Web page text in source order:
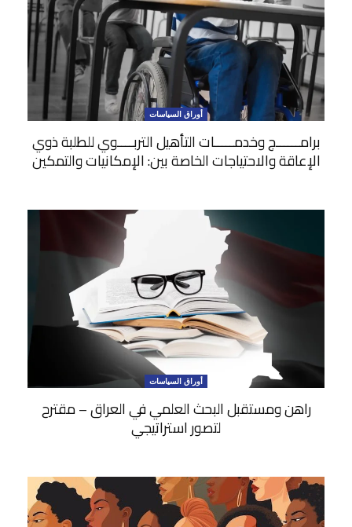
أوراق السياسات
برامــــــج وخدمـــــات التأهيل التربــــوي للطلبة ذوي
الإعاقة والاحتياجات الخاصة بين: الإمكانيات والتمكين
أوراق السياسات
راهن ومستقبل البحث العلمي في العراق – مقترح
لتصور استراتيجي